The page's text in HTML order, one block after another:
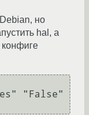
но
hal, а